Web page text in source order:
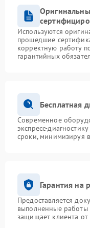
Используются
прошедшие
корректную работу
гарантийных
Бесплатная
Современное
экспресс-
сроки, минимизируя
Гарантия на
Предоставляется
выполненные работы
защищает клиента от